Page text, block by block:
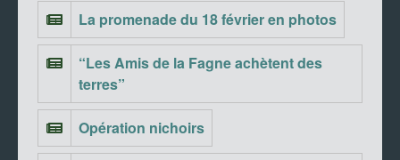
La promenade du 18 février en photos
“Les Amis de la Fagne achètent des
terres”
Opération nichoirs